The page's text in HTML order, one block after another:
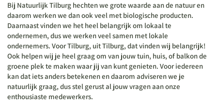
Bij Natuurlijk Tilburg hechten we grote waarde aan de natuur en
daarom werken we dan ook veel met biologische producten.
Daarnaast vinden we het heel belangrijk om lokaal te
ondernemen, dus we werken veel samen met lokale
ondernemers. Voor Tilburg, uit Tilburg, dat vinden wij belangrijk!
Ook helpen wij je heel graag om van jouw tuin, huis, of balkon de
groene plek te maken waar jij van kunt genieten. Voor iedereen
kan dat iets anders betekenen en daarom adviseren we je
natuurlijk graag, dus stel gerust al jouw vragen aan onze
enthousiaste medewerkers.